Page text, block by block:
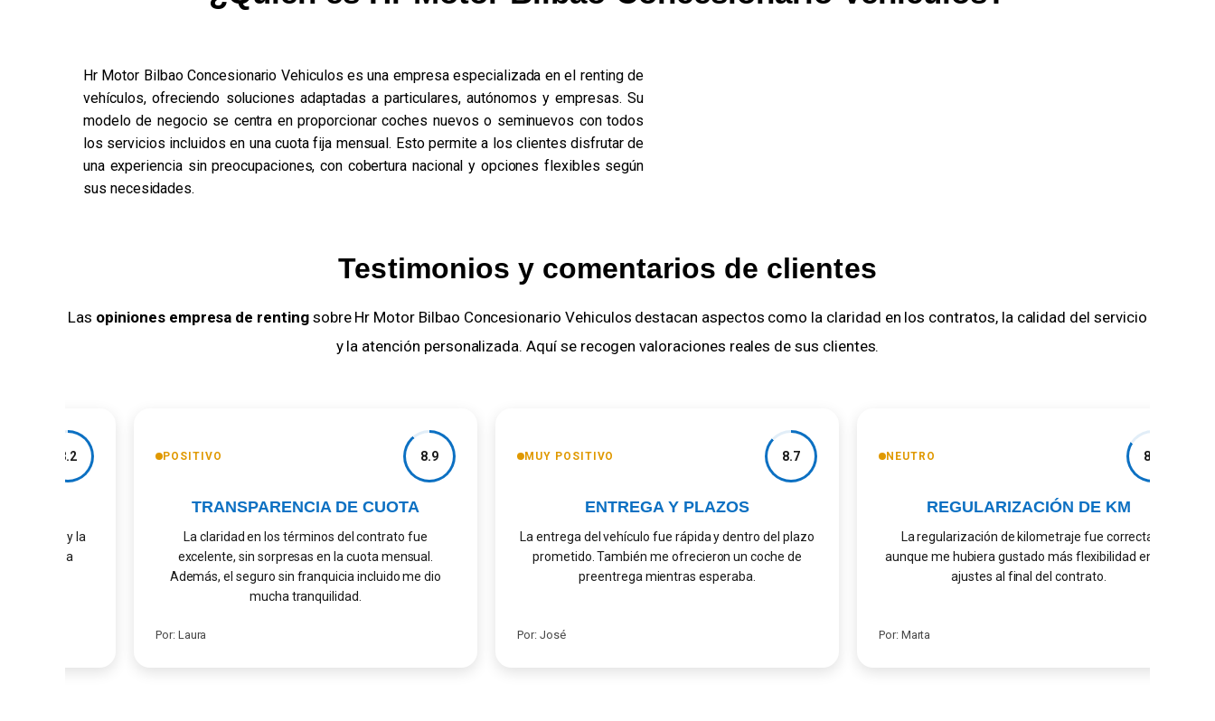
Hr Motor Bilbao Concesionario Vehiculos es una empresa especializada en el renting de
vehículos, ofreciendo soluciones adaptadas a particulares, autónomos y empresas. Su
modelo de negocio se centra en proporcionar coches nuevos o seminuevos con todos
los servicios incluidos en una cuota fija mensual. Esto permite a los clientes disfrutar de
una experiencia sin preocupaciones, con cobertura nacional y opciones flexibles según
sus necesidades.
Testimonios y comentarios de clientes
Las opiniones empresa de rentingsobre Hr Motor Bilbao Concesionario Vehiculos destacan aspectos como la claridad en los contratos, la calidad del servicio
y la atención personalizada. Aquí se recogen valoraciones reales de sus clientes.
tiempo y la
POSITIVO 8.9
TRANSPARENCIA DE CUOTA
La claridad en los términos del contrato fue
excelente, sin sorpresas en la cuota mensual.
Además, el seguro sin franquicia incluido me dio
mucha tranquilidad.
Por: Laura
MUY POSITIVO 8.7
ENTREGA Y PLAZOS
La entrega del vehículo fue rápida y dentro del plazo
prometido. También me ofrecieron un coche de
preentrega mientras esperaba.
Por: José
NEUTRO 8.4
REGULARIZACIÓN DE KM
La regularización de kilometraje fue correcta,
aunque me hubiera gustado más flexibilidad en los
ajustes al final del contrato.
Por: Marta